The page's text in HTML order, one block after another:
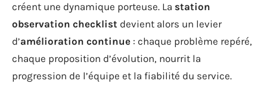
créent une dynamique porteuse. La station
observation checklist devient alors un levier
d’amélioration continue : chaque problème repéré,
chaque proposition d’évolution, nourrit la
progression de l’équipe et la fiabilité du service.